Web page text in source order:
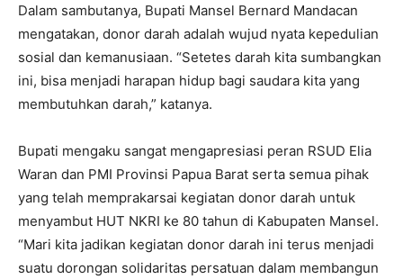
Dalam sambutanya, Bupati Mansel Bernard Mandacan
mengatakan, donor darah adalah wujud nyata kepedulian
sosial dan kemanusiaan. “Setetes darah kita sumbangkan
ini, bisa menjadi harapan hidup bagi saudara kita yang
membutuhkan darah,” katanya.
Bupati mengaku sangat mengapresiasi peran RSUD Elia
Waran dan PMI Provinsi Papua Barat serta semua pihak
yang telah memprakarsai kegiatan donor darah untuk
menyambut HUT NKRI ke 80 tahun di Kabupaten Mansel.
“Mari kita jadikan kegiatan donor darah ini terus menjadi
suatu dorongan solidaritas persatuan dalam membangun